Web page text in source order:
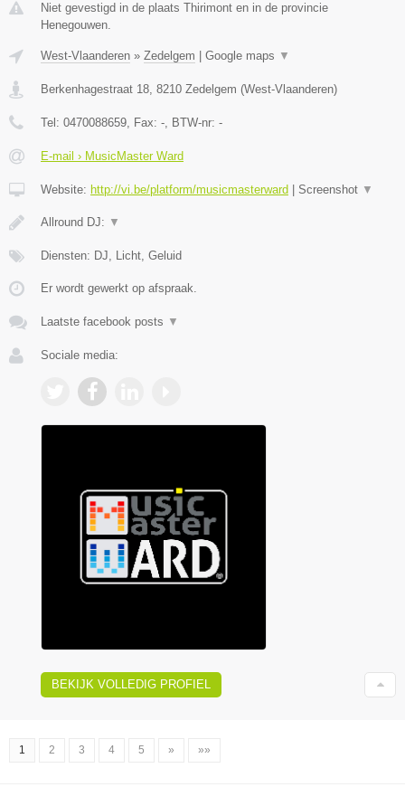
Niet gevestigd in de plaats Thirimont en in de provincie
Henegouwen.
West-Vlaanderen » Zedelgem Google maps ▼
Berkenhagestraat 18, 8210 Zedelgem (West-Vlaanderen)
Tel: 0470088659, Fax: -, BTW-nr: -
E-mail › MusicMaster Ward
Website: http://vi.be/platform/musicmasterward Screenshot ▼
Allround DJ: ▼
Diensten: DJ, Licht, Geluid
Er wordt gewerkt op afspraak.
Laatste facebook posts ▼
Sociale media:
BEKIJK VOLLEDIG PROFIEL
1 2 3 4 5 » »»